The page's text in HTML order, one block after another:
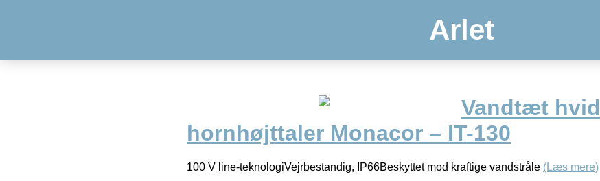
Arlet
Vandtæt hvid
hornhøjttaler Monacor – IT-130
100 V line-teknologiVejrbestandig, IP66Beskyttet mod kraftige vandstråle (Læs mere)